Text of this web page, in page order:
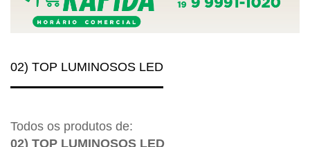
02) TOP LUMINOSOS LED
Todos os produtos de:
02) TOP LUMINOSOS LED